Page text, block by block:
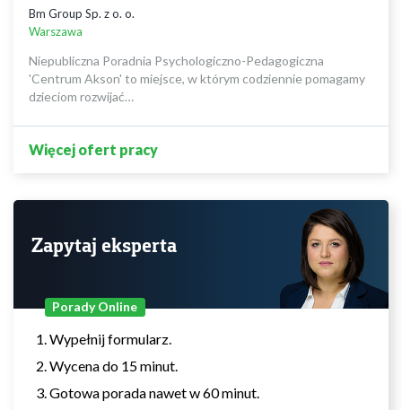
Bm Group Sp. z o. o.
Warszawa
Niepubliczna Poradnia Psychologiczno-Pedagogiczna
'Centrum Akson' to miejsce, w którym codziennie pomagamy
dzieciom rozwijać…
Więcej ofert pracy
Zapytaj eksperta
Porady Online
Wypełnij formularz.
Wycena do 15 minut.
Gotowa porada nawet w 60 minut.